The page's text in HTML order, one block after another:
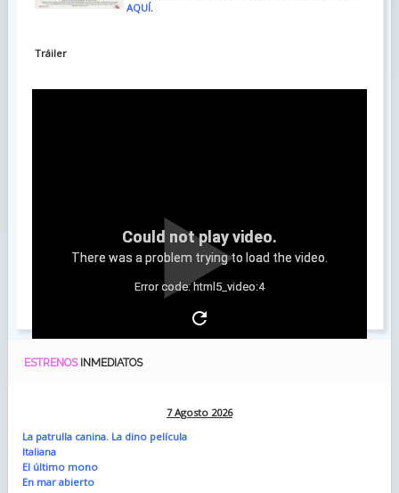
AQUÍ.
Tráiler
Could not play video.
There was a problem trying to load the video.
Error code: html5_video:4
ESTRENOS INMEDIATOS
7 Agosto 2026
La patrulla canina. La dino película
Italiana
El último mono
En mar abierto